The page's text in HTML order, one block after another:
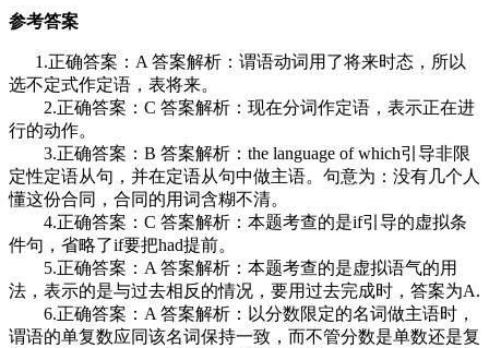
参考答案
1.正确答案：A 答案解析：谓语动词用了将来时态，所以
选不定式作定语，表将来。
2.正确答案：C 答案解析：现在分词作定语，表示正在进
行的动作。
3.正确答案：B 答案解析：the language of which引导非限
定性定语从句，并在定语从句中做主语。句意为：没有几个人
懂这份合同，合同的用词含糊不清。
4.正确答案：C 答案解析：本题考查的是if引导的虚拟条
件句，省略了if要把had提前。
5.正确答案：A 答案解析：本题考查的是虚拟语气的用
法，表示的是与过去相反的情况，要用过去完成时，答案为A.
6.正确答案：A 答案解析：以分数限定的名词做主语时，
谓语的单复数应同该名词保持一致，而不管分数是单数还是复